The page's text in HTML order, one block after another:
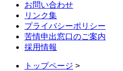
お問い合わせ
リンク集
プライバシーポリシー
苦情申出窓口のご案内
採用情報
トップページ >